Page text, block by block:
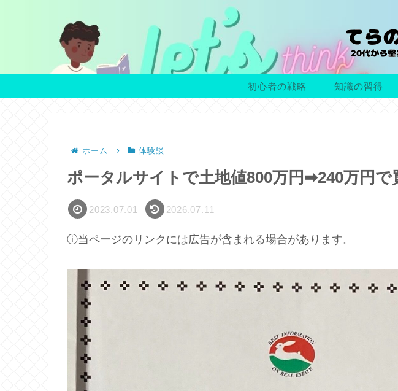
初心者の戦略 知識の習得
ホーム 体験談
ポータルサイトで土地値800万円➡240万円で
2023.07.01 2026.07.11
ⓘ当ページのリンクには広告が含まれる場合があります。